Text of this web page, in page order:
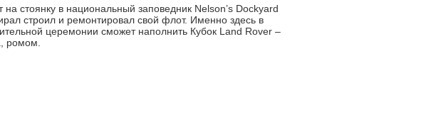
стоянку в национальный заповедник Nelson’s Dockyard
строил и ремонтировал свой флот. Именно здесь в
церемонии сможет наполнить Кубок Land Rover –
ромом.